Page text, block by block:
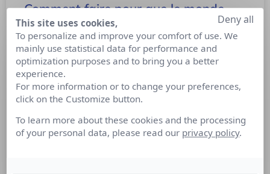
Comment faire pour que le monde
comprenne l’utilité d’une
transformation des plateformes
digitales en un développement
d’écosystèmes durables ?
Les plateformes digitales apparaissent comme un levier
durables : Reste à accroître la visibilité des initiatives
durables, en mettant en avant les pratiques exemplaires et
This site uses cookies,
To personalize and improve your comfort of use. We
mainly use statistical data for performance and
optimization purposes and to bring you a better
experience.
For more information or to change your preferences,
click on the Customize button.
To learn more about these cookies and the processing
of your personal data, please read our privacy policy.
Deny all